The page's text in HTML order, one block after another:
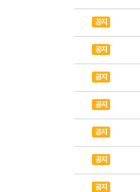
공지
공지
공지
공지
공지
공지
공지